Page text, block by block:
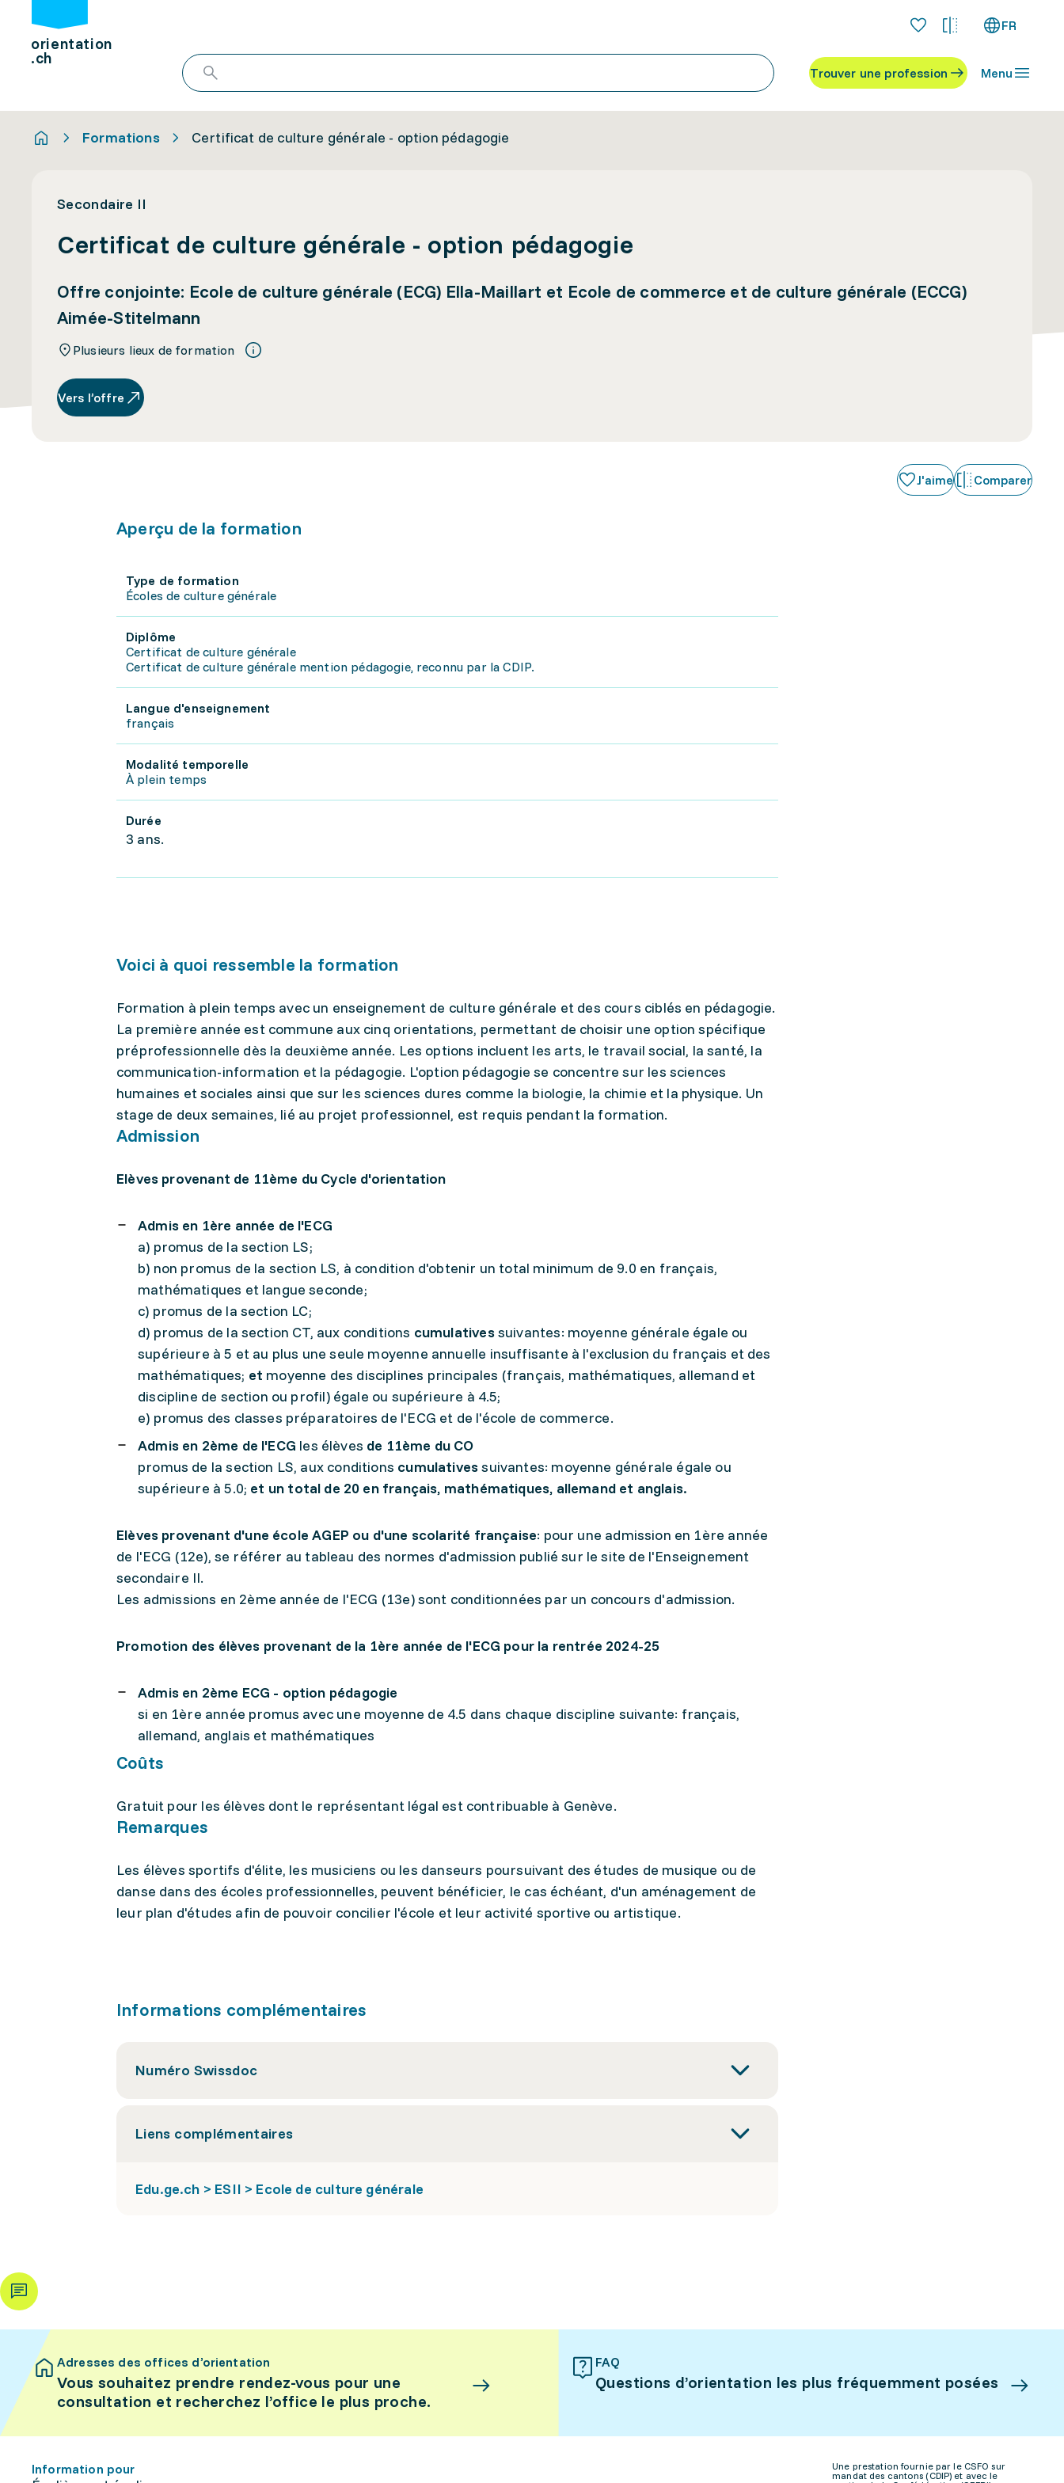
orientation
.ch
FR
Trouver une profession Menu
Formations Certificat de culture générale - option pédagogie
Secondaire II
Certificat de culture générale - option pédagogie
Offre conjointe: Ecole de culture générale (ECG) Ella-Maillart et Ecole de commerce et de culture générale (ECCG)
Aimée-Stitelmann
Plusieurs lieux de formation
Vers l’offre
J'aime Comparer
Aperçu de la formation
Type de formation
Écoles de culture générale
Diplôme
Certificat de culture générale
Certificat de culture générale mention pédagogie, reconnu par la CDIP.
Langue d'enseignement
français
Modalité temporelle
À plein temps
Durée
3 ans.
Voici à quoi ressemble la formation
Formation à plein temps avec un enseignement de culture générale et des cours ciblés en pédagogie.
La première année est commune aux cinq orientations, permettant de choisir une option spécifique
préprofessionnelle dès la deuxième année. Les options incluent les arts, le travail social, la santé, la
communication-information et la pédagogie. L'option pédagogie se concentre sur les sciences
humaines et sociales ainsi que sur les sciences dures comme la biologie, la chimie et la physique. Un
stage de deux semaines, lié au projet professionnel, est requis pendant la formation.
Admission
Elèves provenant de 11ème du Cycle d'orientation
Admis en 1ère année de l'ECG
a) promus de la section LS;
b) non promus de la section LS, à condition d'obtenir un total minimum de 9.0 en français,
mathématiques et langue seconde;
c) promus de la section LC;
d) promus de la section CT, aux conditions cumulativessuivantes: moyenne générale égale ou
supérieure à 5 et au plus une seule moyenne annuelle insuffisante à l'exclusion du français et des
mathématiques; et moyenne des disciplines principales (français, mathématiques, allemand et
discipline de section ou profil) égale ou supérieure à 4.5;
e) promus des classes préparatoires de l'ECG et de l'école de commerce.
Admis en 2ème de l'ECG les élèves de 11ème du CO
promus de la section LS, aux conditions cumulativessuivantes: moyenne générale égale ou
supérieure à 5.0; et un total de 20 en français, mathématiques, allemand et anglais.
Elèves provenant d'une école AGEP ou d'une scolarité française: pour une admission en 1ère année
de l'ECG (12e), se référer au tableau des normes d'admission publié sur le site de l'Enseignement
secondaire II.
Les admissions en 2ème année de l'ECG (13e) sont conditionnées par un concours d'admission.
Promotion des élèves provenant de la 1ère année de l'ECG pour la rentrée 2024-25
Admis en 2ème ECG - option pédagogie
si en 1ère année promus avec une moyenne de 4.5 dans chaque discipline suivante: français,
allemand, anglais et mathématiques
Coûts
Gratuit pour les élèves dont le représentant légal est contribuable à Genève.
Remarques
Les élèves sportifs d'élite, les musiciens ou les danseurs poursuivant des études de musique ou de
danse dans des écoles professionnelles, peuvent bénéficier, le cas échéant, d'un aménagement de
leur plan d'études afin de pouvoir concilier l'école et leur activité sportive ou artistique.
Informations complémentaires
Numéro Swissdoc
Liens complémentaires
Edu.ge.ch > ESII > Ecole de culture générale
Adresses des offices d’orientation
Vous souhaitez prendre rendez-vous pour une
consultation et recherchez l’office le plus proche.
FAQ
Questions d’orientation les plus fréquemment posées
Information pour
Une prestation fournie par le CSFO sur
mandat des cantons (CDIP) et avec le